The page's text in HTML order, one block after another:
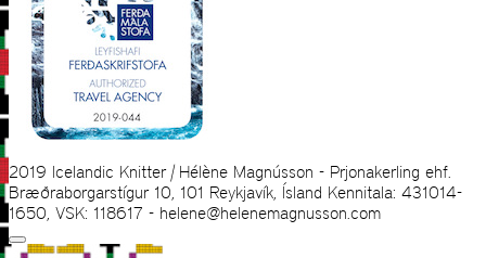
2019 Icelandic Knitter | Hélène Magnússon - Prjonakerling ehf.
Bræðraborgarstígur 10, 101 Reykjavík, Ísland Kennitala: 431014-
1650, VSK: 118617 - helene@helenemagnusson.com